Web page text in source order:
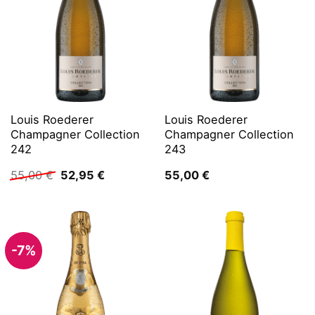
Louis Roederer
Champagner Collection
242
55,00€ Ursprünglicher
Preis
55,00 €
52,95 €Aktueller
Louis Roederer
Champagner Collection
243
55,00 €
-7%